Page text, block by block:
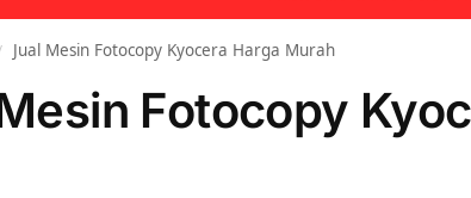
Jual Mesin Fotocopy Kyocera Harga Murah
Fotocopy